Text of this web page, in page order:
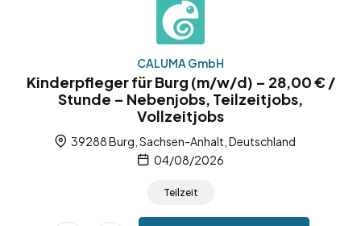
CALUMA GmbH
Kinderpfleger für Burg (m/w/d) – 28,00 € /
Stunde – Nebenjobs, Teilzeitjobs,
Vollzeitjobs
39288 Burg, Sachsen-Anhalt, Deutschland
04/08/2026
Teilzeit